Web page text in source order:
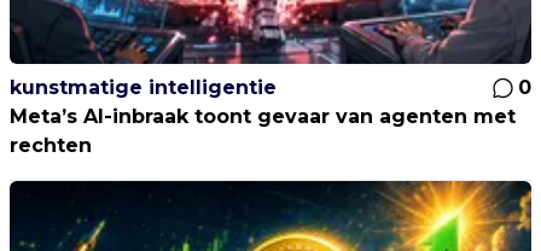
kunstmatige intelligentie
0
Meta’s AI-inbraak toont gevaar van agenten met
rechten